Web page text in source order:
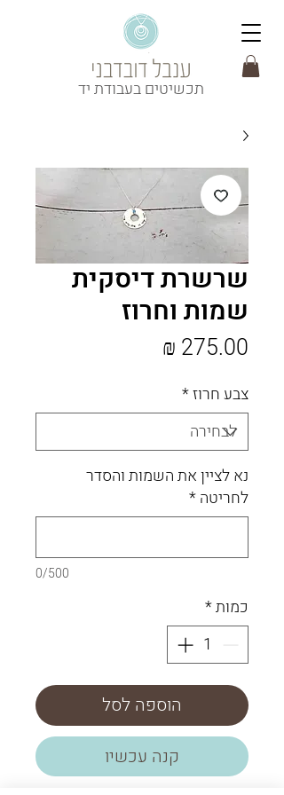
תכשיטים בעבודת יד
שרשרת דיסקית
שמות וחרוז
צבע חרוז*
נא לציין את השמות והסדר
לחריטה*
0/500
כמות*
הוספה לסל
קנה עכשיו